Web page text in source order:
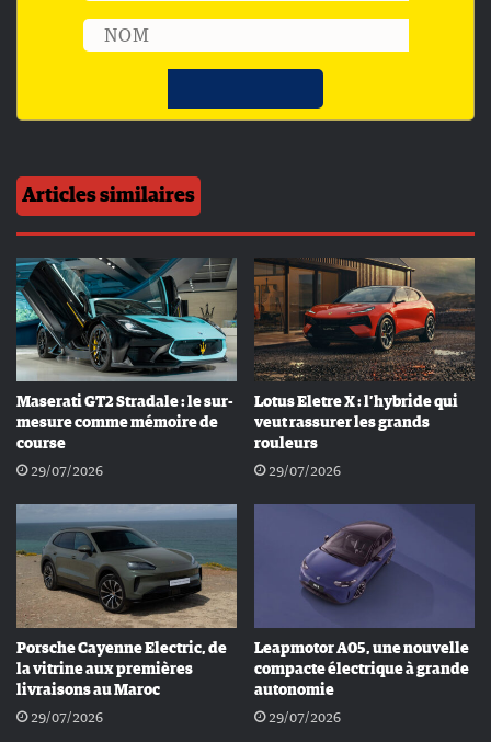
Articles similaires
Maserati GT2 Stradale : le sur-
mesure comme mémoire de
course
29/07/2026
Lotus Eletre X : l’hybride qui
veut rassurer les grands
rouleurs
29/07/2026
Porsche Cayenne Electric, de
la vitrine aux premières
livraisons au Maroc
29/07/2026
Leapmotor A05, une nouvelle
compacte électrique à grande
autonomie
29/07/2026